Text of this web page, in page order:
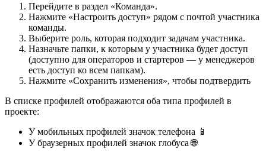
Перейдите в раздел «Команда».
Нажмите «Настроить доступ» рядом с почтой участника
команды.
Выберите роль, которая подходит задачам участника.
Назначьте папки, к которым у участника будет доступ
(доступно для операторов и стартеров — у менеджеров
есть доступ ко всем папкам).
Нажмите «Сохранить изменения», чтобы подтвердить
В списке профилей отображаются оба типа профилей в
проекте:
У мобильных профилей значок телефона 📱
У браузерных профилей значок глобуса 🌐